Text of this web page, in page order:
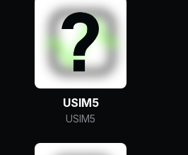
USIM5
USIM5